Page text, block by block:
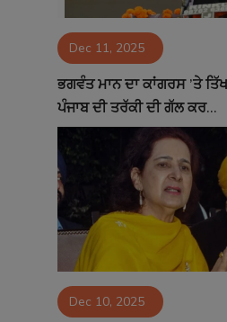
Dec 11, 2025
ਭਗਵੰਤ ਮਾਨ ਦਾ ਕਾਂਗਰਸ ’ਤੇ
ਪੰਜਾਬ ਦੀ ਤਰੱਕੀ ਦੀ ਗੱਲ ਕਰ...
Dec 10, 2025